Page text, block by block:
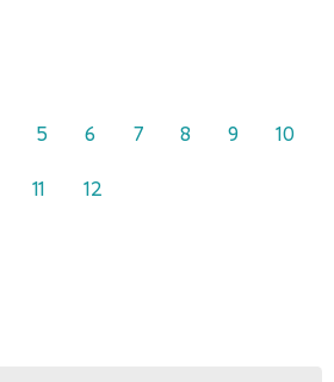
5 6 7 8 9 10
11 12